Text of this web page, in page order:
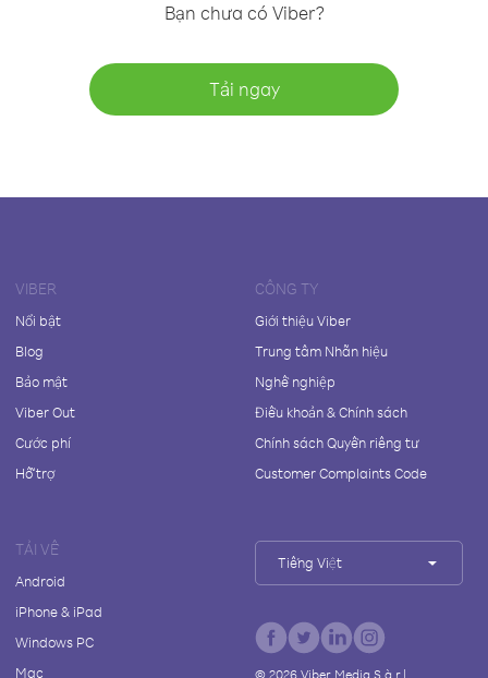
Bạn chưa có Viber?
Tải ngay
VIBER
Nổi bật
Blog
Bảo mật
Viber Out
Cước phí
Hỗ trợ
CÔNG TY
Giới thiệu Viber
Trung tâm Nhãn hiệu
Nghề nghiệp
Điều khoản & Chính sách
Chính sách Quyền riêng tư
Customer Complaints Code
TẢI VỀ
Android
iPhone & iPad
Windows PC
Mac
Tiếng Việt
© 2026Viber Media S.à r.l.